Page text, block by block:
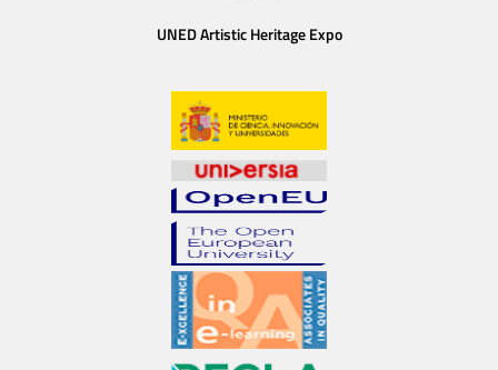
UNED Artistic Heritage Expo